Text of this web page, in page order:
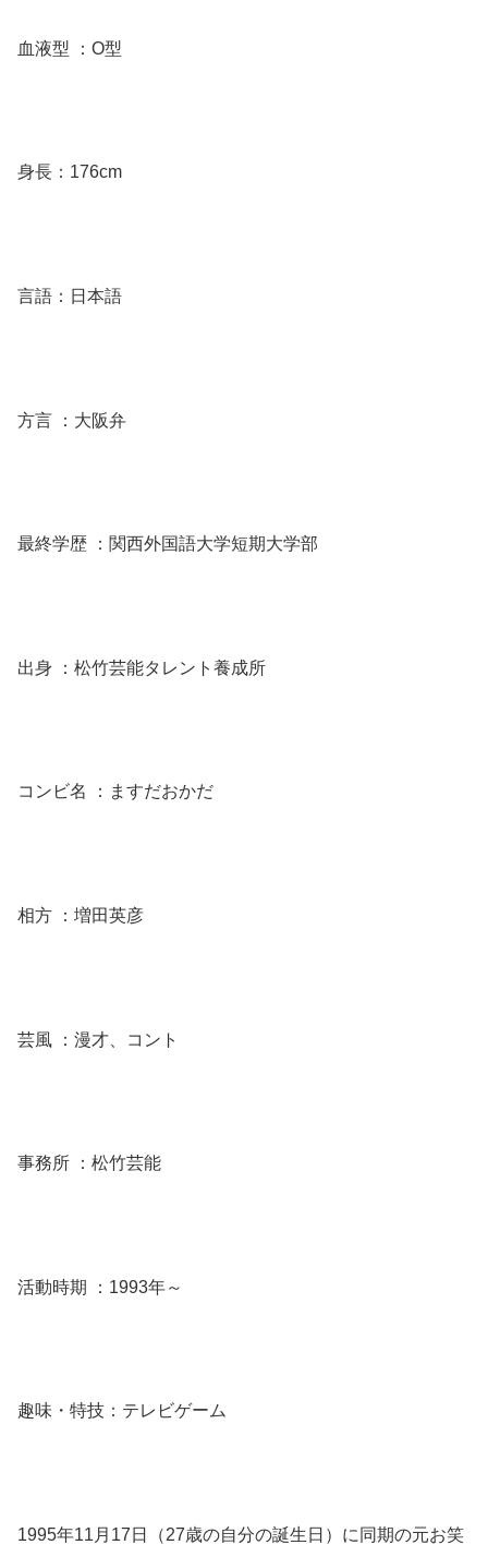
血液型 ：O型
身長：176cm
言語：日本語
方言 ：大阪弁
最終学歴 ：関西外国語大学短期大学部
出身 ：松竹芸能タレント養成所
コンビ名 ：ますだおかだ
相方 ：増田英彦
芸風 ：漫才、コント
事務所 ：松竹芸能
活動時期 ：1993年～
趣味・特技：テレビゲーム
1995年11月17日（27歳の自分の誕生日）に同期の元お笑